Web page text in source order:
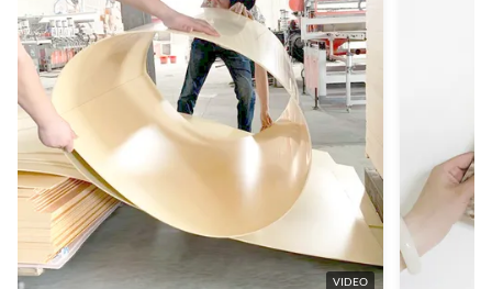
5/8mm
Packing:
カートンとパレットで詰め込まれています
Design:
シンプルなデザイン、モルダーン
High Light:
ポリ塩化ビニール タケ繊維の壁の羽目板
木製の穀物のタケ繊維の壁の羽目板,
耐火性の装飾的なポリ塩化ビニール タケ繊維の壁の羽目板
VIDEO